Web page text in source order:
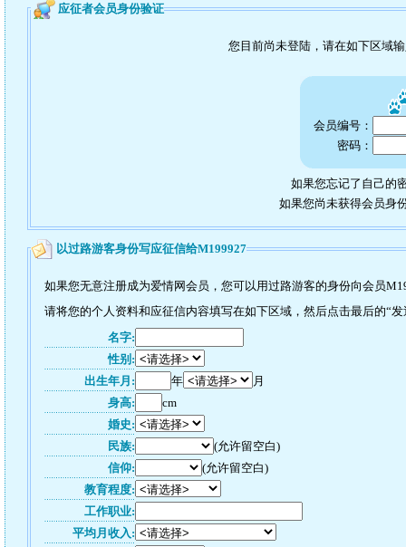
应征者会员身份验证
您目前尚未登陆，请在如下区域
会员编号：
密码：
如果您忘记了自己的
如果您尚未获得会员身
以过路游客身份写应征信给M199927
如果您无意注册成为爱情网会员，您可以用过路游客的身份向会员
请将您的个人资料和应征信内容填写在如下区域，然后点击最后的“
名字:
性别:
出生年月:
年
月
身高:
cm
婚史:
民族:
(允许留空白)
信仰:
(允许留空白)
教育程度:
工作职业:
平均月收入: